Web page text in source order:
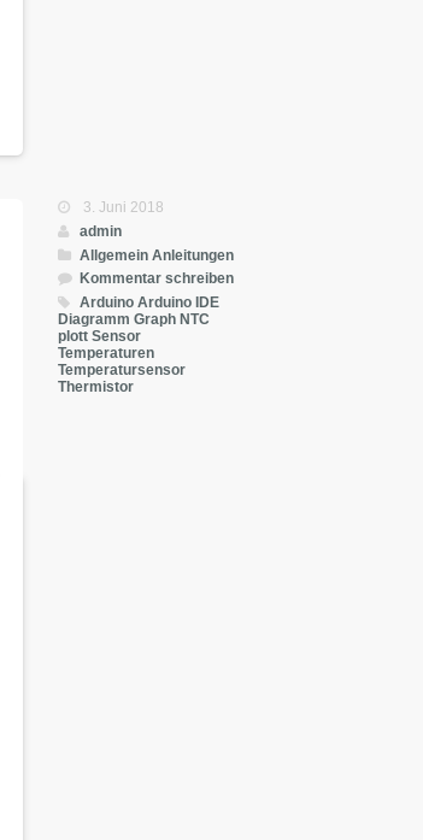
3. Juni 2018
admin
Allgemein Anleitungen
Kommentar schreiben
Arduino Arduino IDE
Diagramm Graph NTC
plott Sensor
Temperaturen
Temperatursensor
Thermistor